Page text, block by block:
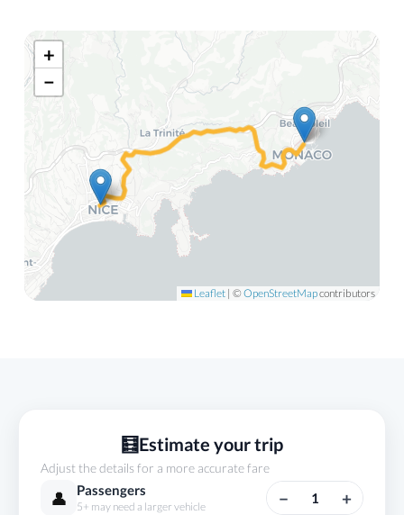
+
−
Leaflet | ©OpenStreetMapcontributors
🧮Estimate your trip
Adjust the details for a more accurate fare
👤 Passengers
5+ may need a larger vehicle − 1 +